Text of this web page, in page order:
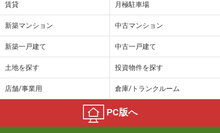
賃貸 月極駐車場
新築マンション 中古マンション
新築一戸建て 中古一戸建て
土地を探す 投資物件を探す
店舗/事業用 倉庫/トランクルーム
PC版へ